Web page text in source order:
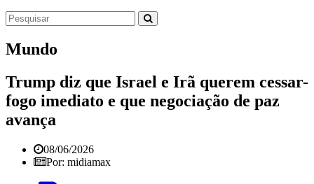
Mundo
Trump diz que Israel e Irã querem cessar-
fogo imediato e que negociação de paz
avança
08/06/2026
Por: midiamax